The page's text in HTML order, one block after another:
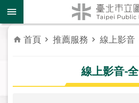
跳到主要內容區塊
到
館
資
訊
者
首頁 推薦服務 線上影音
線上影音-全